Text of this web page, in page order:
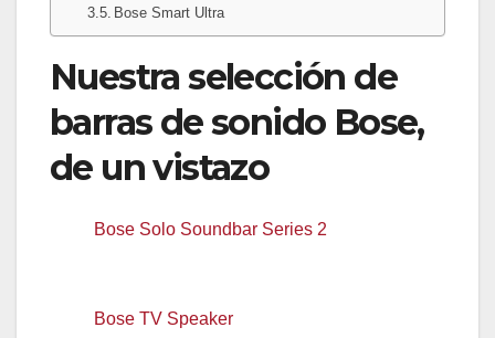
Bose Smart Ultra
Nuestra selección de
barras de sonido Bose,
de un vistazo
Bose Solo Soundbar Series 2
Bose TV Speaker, compatible con altavoces